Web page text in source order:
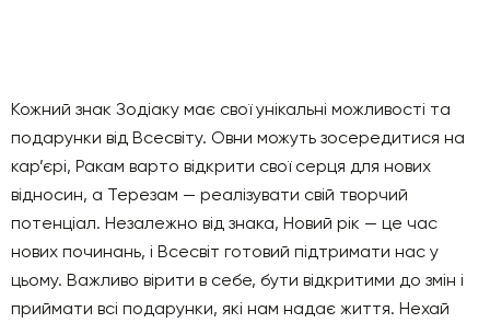
Кожний знак Зодіаку має свої унікальні можливості та
подарунки від Всесвіту. Овни можуть зосередитися на
кар’єрі, Ракам варто відкрити свої серця для нових
відносин, а Терезам — реалізувати свій творчий
потенціал. Незалежно від знака, Новий рік — це час
нових починань, і Всесвіт готовий підтримати нас у
цьому. Важливо вірити в себе, бути відкритими до змін і
приймати всі подарунки, які нам надає життя. Нехай